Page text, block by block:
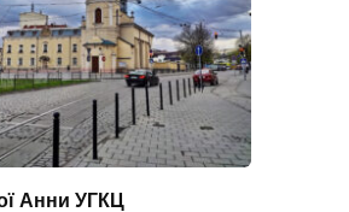
Анни УГКЦ